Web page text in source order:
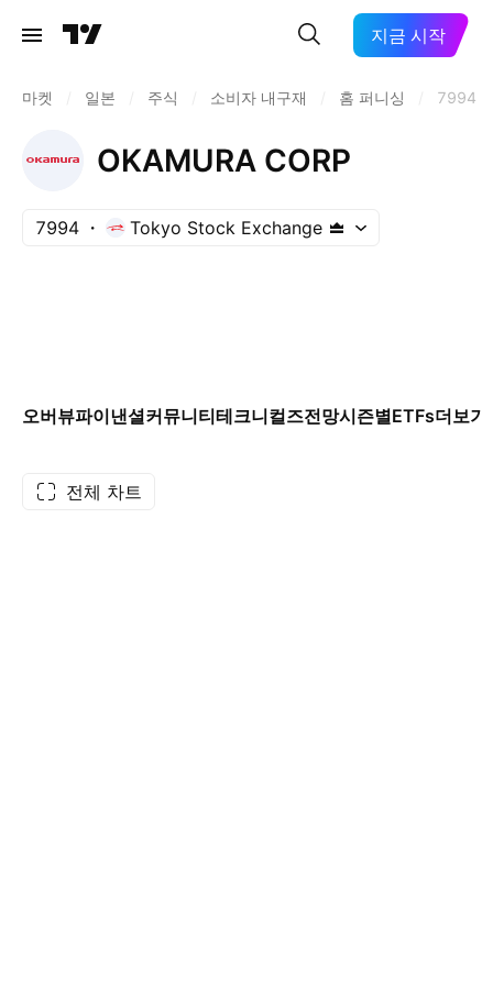
지금 시작
마켓 일본 주식 소비자 내구재 홈 퍼니싱 7994
OKAMURA CORP
7994 Tokyo Stock Exchange
오버뷰파이낸셜커뮤니티테크니컬즈전망시즌별ETFs더보기
전체 차트